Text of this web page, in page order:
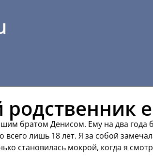
родственник
братом Денисом. Ему на два года
лишь 18 лет. Я за собой
становилась мокрой, когда я